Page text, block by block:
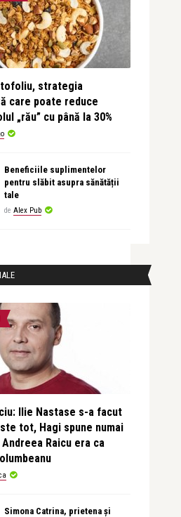
strategia
care poate reduce
„rău” cu până la 30%
Beneficiile suplimentelor
pentru slăbit asupra sănătății
tale
de Alex Pub
Ilie Nastase s-a facut
tot, Hagi spune numai
Raicu era ca
Simona Catrina, prietena și